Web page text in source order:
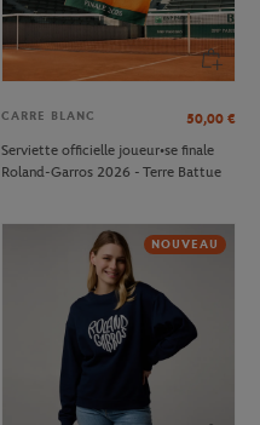
CARRE BLANC 50,00 €
Serviette officielle joueur•se finale
Roland-Garros 2026 - Terre Battue
NOUVEAU